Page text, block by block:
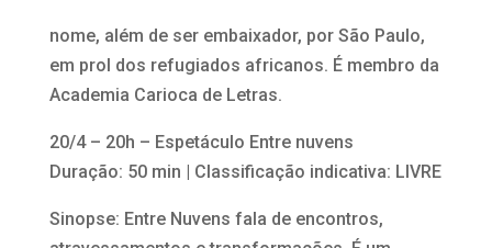
nome, além de ser embaixador, por São Paulo,
em prol dos refugiados africanos. É membro da
Academia Carioca de Letras.
20/4 – 20h – Espetáculo Entre nuvens
Duração: 50 min | Classificação indicativa: LIVRE
Sinopse: Entre Nuvens fala de encontros,